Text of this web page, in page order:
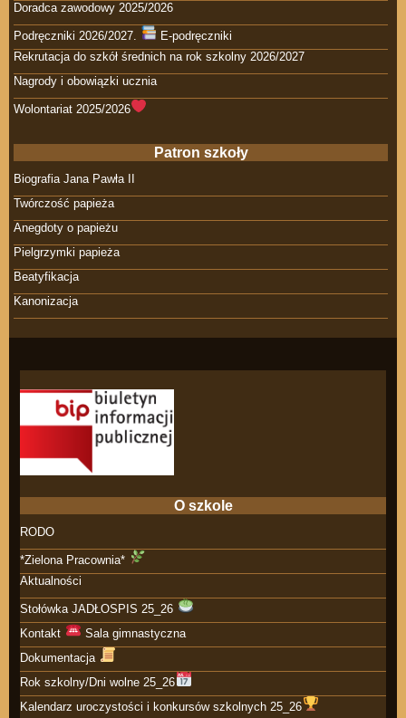
Doradca zawodowy 2025/2026
Podręczniki 2026/2027.
E-podręczniki
Rekrutacja do szkół średnich na rok szkolny 2026/2027
Nagrody i obowiązki ucznia
Wolontariat 2025/2026
Patron szkoły
Biografia Jana Pawła II
Twórczość papieża
Anegdoty o papieżu
Pielgrzymki papieża
Beatyfikacja
Kanonizacja
O szkole
RODO
*Zielona Pracownia*
Aktualności
Stołówka JADŁOSPIS 25_26
Kontakt
Sala gimnastyczna
Dokumentacja
Rok szkolny/Dni wolne 25_26
Kalendarz uroczystości i konkursów szkolnych 25_26